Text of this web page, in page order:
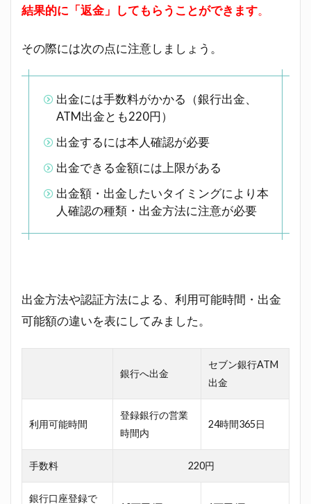
に
数
か
3
出金
本人
によ
限が
LINE
の本
3.2
本人
結果的に「返金」してもらうことができます。
その際には次の点に注意しましょう。
出金には手数料がかかる（銀行出金、
ATM出金とも220円）
出金するには本人確認が必要
出金できる金額には上限がある
出金額・出金したいタイミングにより本
人確認の種類・出金方法に注意が必要
出金方法や認証方法による、利用可能時間・出金
可能額の違いを表にしてみました。
銀行へ出金
セブン銀行ATM
出金
利用可能時間
登録銀行の営業
時間内
24時間365日
手数料 220円
銀行口座登録で